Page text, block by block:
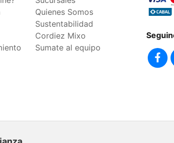
Quienes Somos
Sustentabilidad
Cordiez Mixo
Sumate al equipo